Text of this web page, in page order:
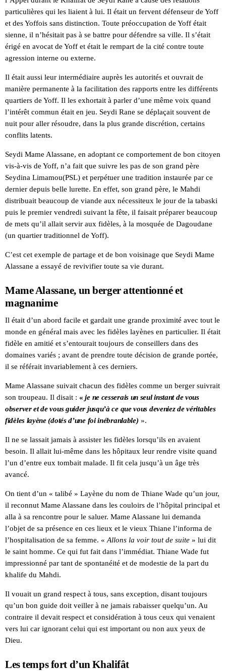
particulières qui les liaient à lui. Il était un fervent défenseur de Yoff
et des Yoffois sans distinction. Toute préoccupation de Yoff était
sienne, il n’hésitait pas à se battre pour défendre sa ville. Il s’était
érigé en avocat de Yoff et était le rempart de la cité contre toute
agression interne ou externe.
Il était aussi leur intermédiaire auprès les autorités et ouvrait de
manière permanente à la facilitation des rapports entre les différents
quartiers de Yoff. Il les exhortait à parler d’une même voix quand
l’intérêt commun était en jeu. Seydi Rane se déplaçait souvent de
nuit pour aller résoudre, dans la plus grande discrétion, certains
conflits latents.
Seydi Mame Alassane, en adoptant ce comportement de bon citoyen
vis-à-vis de Yoff, n’a fait que suivre les pas de son grand père
Seydina Limamou(PSL) et perpétuer une tradition instaurée par ce
dernier depuis belle lurette. En effet, son grand père, le Mahdi
distribuait beaucoup de viande aux nécessiteux le jour de la tabaski
puis le premier vendredi suivant la fête, il faisait préparer beaucoup
de mets qu’il allait servir aux fidèles, à la mosquée de Dagoudane
(un quartier traditionnel de Yoff).
C’est cet exemple de partage et de bon voisinage que Seydi Mame
Alassane a essayé de revivifier toute sa vie durant.
Mame Alassane, un berger attentionné et
magnanime
Il était d’un abord facile et gardait une grande proximité avec tout le
monde en général mais avec les fidèles layènes en particulier. Il était
fidèle en amitié et s’entourait toujours de conseillers dans des
domaines variés ; avant de prendre toute décision de grande portée,
il se référait invariablement à ces derniers.
Mame Alassane suivait chacun des fidèles comme un berger suivrait
son troupeau. Il disait : «je ne cesserais un seul instant de vous
observer et de vous guider jusqu’à ce que vous deveniez de véritables
fidèles layène (dotés d’une foi inébranlable) ».
Il ne se lassait jamais à assister les fidèles lorsqu’ils en avaient
besoin. Il allait lui-même dans les hôpitaux leur rendre visite quand
l’un d’entre eux tombait malade. Il fit cela jusqu’à un âge très
avancé.
On tient d’un « talibé » Layène du nom de Thiane Wade qu’un jour,
il reconnut Mame Alassane dans les couloirs de l’hôpital principal et
alla à sa rencontre pour le saluer. Mame Alassane lui demanda
l’objet de sa présence en ces lieux et le vieux Thiane l’informa de
l’hospitalisation de sa femme. «Allons la voir tout de suite » lui dit
le saint homme. Ce qui fut fait dans l’immédiat. Thiane Wade fut
impressionné par tant de spontanéité et de modestie de la part du
khalife du Mahdi.
Il vouait un grand respect à tous, sans exception, disant toujours
qu’un bon guide doit veiller à ne jamais rabaisser quelqu’un. Au
contraire il devait respect et considération à tous ceux qui venaient
vers lui car ignorant celui qui est important ou non aux yeux de
Dieu.
Les temps fort d’un Khalifât